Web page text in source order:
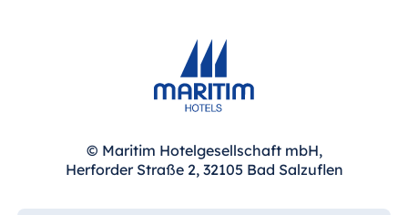
© Maritim Hotelgesellschaft mbH,
Herforder Straße 2, 32105 Bad Salzuflen